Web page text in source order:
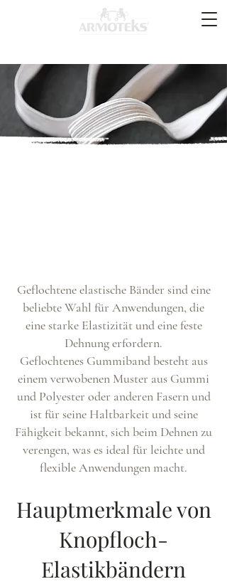
Geflochtene elastische Bänder sind eine
beliebte Wahl für Anwendungen, die
eine starke Elastizität und eine feste
Dehnung erfordern.
Geflochtenes Gummiband besteht aus
einem verwobenen Muster aus Gummi
und Polyester oder anderen Fasern und
ist für seine Haltbarkeit und seine
Fähigkeit bekannt, sich beim Dehnen zu
verengen, was es ideal für leichte und
flexible Anwendungen macht.
Hauptmerkmale von
Knopfloch-
Elastikbändern